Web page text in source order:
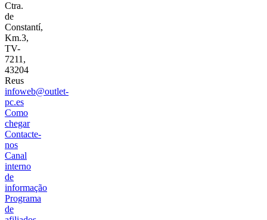
Ctra.
de
Constantí,
Km.3,
TV-
7211,
43204
Reus
infoweb@outlet-
pc.es
Como
chegar
Contacte-
nos
Canal
interno
de
informação
Programa
de